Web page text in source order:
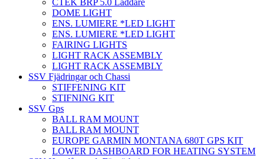
DOME LIGHT
ENS. LUMIERE *LED LIGHT
ENS. LUMIERE *LED LIGHT
FAIRING LIGHTS
LIGHT RACK ASSEMBLY
LIGHT RACK ASSEMBLY
SSV Fjädringar och Chassi
STIFFENING KIT
STIFNING KIT
SSV Gps
BALL RAM MOUNT
BALL RAM MOUNT
EUROPE GARMIN MONTANA 680T GPS KIT
LOWER DASHBOARD FOR HEATING SYSTEM